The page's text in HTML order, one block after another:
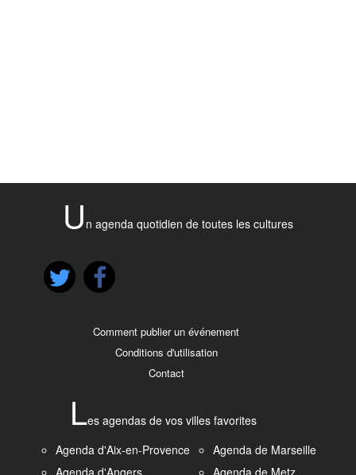
U n agenda quotidien de toutes les cultures
Comment publier un événement
Conditions d'utilisation
Contact
Les agendas de vos villes favorites
Agenda d'Aix-en-Provence
Agenda d'Angers
Agenda de Marseille
Agenda de Metz